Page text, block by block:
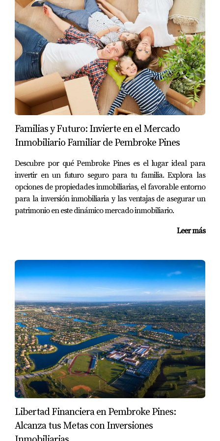
por propiedades nuevas.
Las propiedades existentes pueden ver un
aumento en su valor debido a la escasez
creada por costos elevados.
Demanda y Oferta
La relación entre demanda y oferta también juega
un papel crucial. Si bien algunos compradores
pueden retirarse del mercado debido a precios más
altos, otros pueden verse obligados a actuar
rápidamente ante una posible escasez futura. Esto
puede provocar:
Un aumento temporal en las ventas mientras
los compradores intentan asegurar
propiedades antes de que suban aún más.
Una desaceleración posterior si la inflación se
vuelve insostenible.
prácticos que muestran cómo la inflación ha
impactado el sector inmobiliario en Miami.
Caso 1: Desarrollo Residencial Nuevo
Un desarrollador local planeó construir un
complejo residencial con 50 unidades. Debido al
aumento del costo del acero y otros materiales, se
vio obligado a aumentar el precio por unidad en un
15%. Este ajuste llevó a una disminución inicial en
las ventas, pero una vez que se completó el proyecto,
todas las unidades fueron vendidas rápidamente
debido a la alta demanda.
Familias y Futuro: Invierte en el Mercado
Inmobiliario Familiar de Pembroke Pines
Descubre por qué Pembroke Pines es el lugar ideal para
invertir en un futuro seguro para tu familia. Explora las
opciones de propiedades inmobiliarias, el favorable entorno
para la inversión inmobiliaria y las ventajas de asegurar un
patrimonio en este dinámico mercado inmobiliario.
Leer más
Libertad Financiera en Pembroke Pines:
Alcanza tus Metas con Inversiones